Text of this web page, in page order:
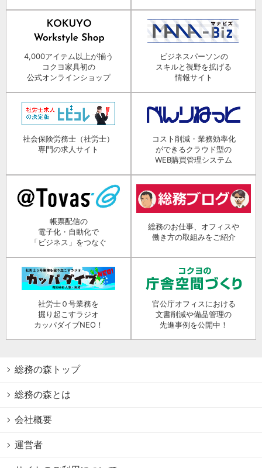
4,000アイテム以上が揃う
コクヨ家具初の
公式オンラインショップ
ビジネスパーソンの
スキルと視野を拡げる
情報サイト
社会保険労務士（社労士）
専門の求人サイト
コスト削減・業務効率化
ができるクラウド型の
WEB購買管理システム
帳票配信の
電子化・自動化で
「ビジネス」をつなぐ
総務のお仕事、オフィスや
働き方の取組みをご紹介
社労士０号業務を
掘り起こすラジオ
カッパダイブNEO！
官公庁オフィスにおける
文書削減や備品管理の
先進事例を公開中！
総務の森トップ
総務の森とは
会社概要
運営者